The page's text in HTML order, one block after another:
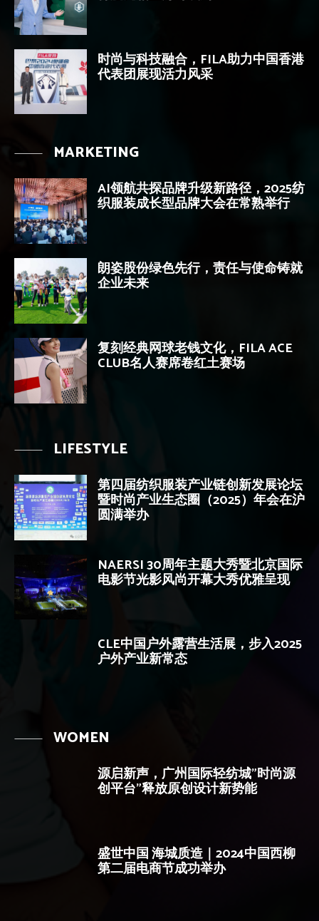
时尚与科技融合，FILA助力中国香港
代表团展现活力风采
MARKETING
AI领航共探品牌升级新路径，2025纺
织服装成长型品牌大会在常熟举行
朗姿股份绿色先行，责任与使命铸就
企业未来
复刻经典网球老钱文化，FILA ACE
CLUB名人赛席卷红土赛场
LIFESTYLE
第四届纺织服装产业链创新发展论坛
暨时尚产业生态圈（2025）年会在沪
圆满举办
NAERSI 30周年主题大秀暨北京国际
电影节光影风尚开幕大秀优雅呈现
CLE中国户外露营生活展，步入2025
户外产业新常态
WOMEN
源启新声，广州国际轻纺城”时尚源
创平台”释放原创设计新势能
盛世中国 海城质造｜2024中国西柳
第二届电商节成功举办